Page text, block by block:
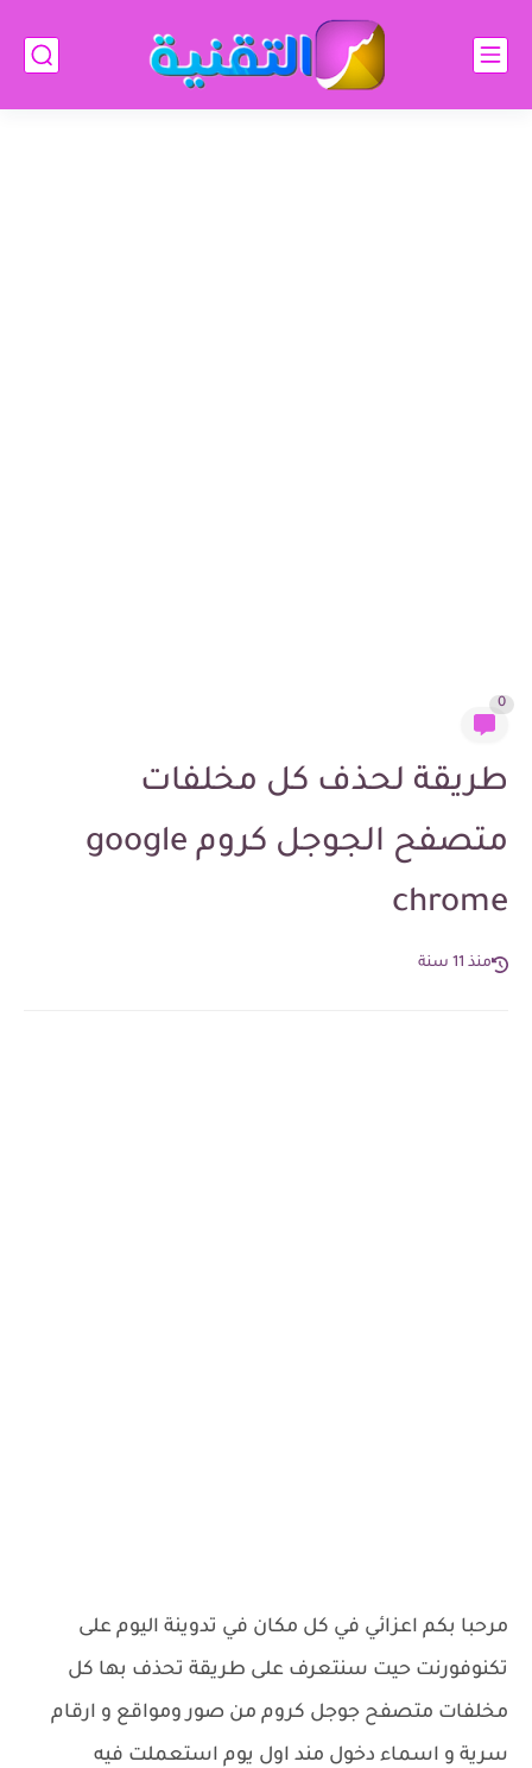
0
طريقة لحذف كل مخلفات
متصفح الجوجل كروم google
chrome
منذ 11 سنة
مرحبا بكم اعزائي في كل مكان في تدوينة اليوم على
تكنوفورنت حيت سنتعرف على طريقة تحذف بها كل
مخلفات متصفح جوجل كروم من صور ومواقع و ارقام
سرية و اسماء دخول مند اول يوم استعملت فيه